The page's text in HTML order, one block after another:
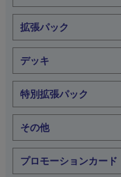
拡張パック
デッキ
特別拡張パック
その他
プロモーションカード